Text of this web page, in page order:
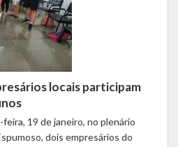
locais participam
19 de janeiro, no plenário
dois empresários do